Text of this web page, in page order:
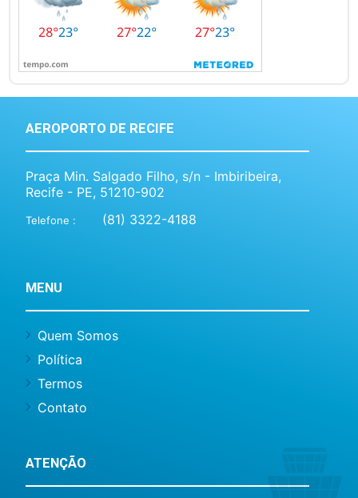
AEROPORTO DE RECIFE
Praça Min. Salgado Filho, s/n - Imbiribeira,
Recife - PE, 51210-902
Telefone : (81) 3322-4188
MENU
Quem Somos
Política
Termos
Contato
ATENÇÃO